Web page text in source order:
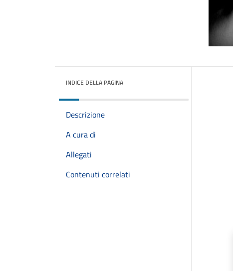
INDICE DELLA PAGINA
Descrizione
A cura di
Allegati
Contenuti correlati